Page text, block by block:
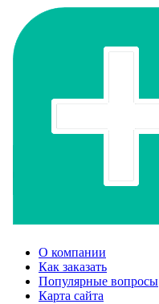
О компании
Как заказать
Популярные вопросы
Карта сайта